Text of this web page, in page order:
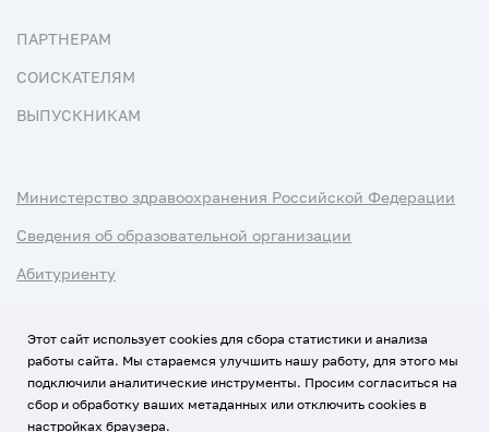
ПАРТНЕРАМ
СОИСКАТЕЛЯМ
ВЫПУСКНИКАМ
Министерство здравоохранения Российской Федерации
Сведения об образовательной организации
Абитуриенту
Политика обработки персональных данных
Этот сайт использует cookies для сбора статистики и анализа
работы сайта. Мы стараемся улучшить нашу работу, для этого мы
подключили аналитические инструменты. Просим согласиться на
сбор и обработку ваших метаданных или отключить cookies в
настройках браузера.